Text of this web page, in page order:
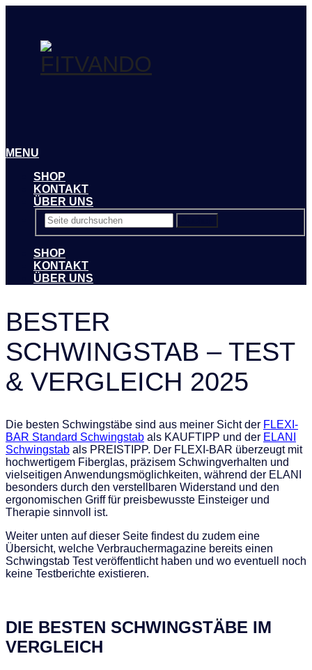
MENU
SHOP
KONTAKT
ÜBER UNS
SHOP
KONTAKT
ÜBER UNS
BESTER
SCHWINGSTAB – TEST
& VERGLEICH 2025
Die besten Schwingstäbe sind aus meiner Sicht der FLEXI-
BAR Standard Schwingstab als KAUFTIPP und der ELANI
Schwingstab als PREISTIPP. Der FLEXI-BAR überzeugt mit
hochwertigem Fiberglas, präzisem Schwingverhalten und
vielseitigen Anwendungsmöglichkeiten, während der ELANI
besonders durch den verstellbaren Widerstand und den
ergonomischen Griff für preisbewusste Einsteiger und
Therapie sinnvoll ist.
Weiter unten auf dieser Seite findest du zudem eine
Übersicht, welche Verbrauchermagazine bereits einen
Schwingstab Test veröffentlicht haben und wo eventuell noch
keine Testberichte existieren.
DIE BESTEN SCHWINGSTÄBE IM
VERGLEICH